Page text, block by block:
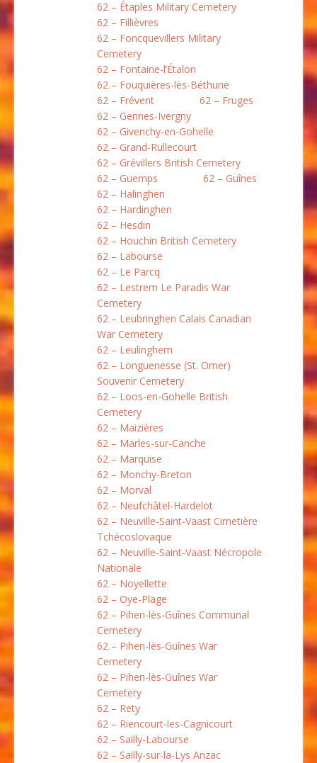
62 – Étaples Military Cemetery
62 – Fillièvres
62 – Foncquevillers Military
Cemetery
62 – Fontaine-l’Étalon
62 – Fouquières-lès-Béthune
62 – Frévent
62 – Fruges
62 – Gennes-Ivergny
62 – Givenchy-en-Gohelle
62 – Grand-Rullecourt
62 – Grévillers British Cemetery
62 – Guemps
62 – Guînes
62 – Halinghen
62 – Hardinghen
62 – Hesdin
62 – Houchin British Cemetery
62 – Labourse
62 – Le Parcq
62 – Lestrem Le Paradis War
Cemetery
62 – Leubringhen Calais Canadian
War Cemetery
62 – Leulinghem
62 – Longuenesse (St. Omer)
Souvenir Cemetery
62 – Loos-en-Gohelle British
Cemetery
62 – Maizières
62 – Marles-sur-Canche
62 – Marquise
62 – Monchy-Breton
62 – Morval
62 – Neufchâtel-Hardelot
62 – Neuville-Saint-Vaast Cimetière
Tchécoslovaque
62 – Neuville-Saint-Vaast Nécropole
Nationale
62 – Noyellette
62 – Oye-Plage
62 – Pihen-lès-Guînes Communal
Cemetery
62 – Pihen-lès-Guînes War
Cemetery
62 – Pihen-lès-Guînes War
Cemetery
62 – Rety
62 – Riencourt-les-Cagnicourt
62 – Sailly-Labourse
62 – Sailly-sur-la-Lys Anzac